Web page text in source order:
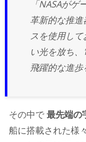
「NASAがゲ
革新的な推進
スを使用し
い光を放ち
飛躍的な進歩
その中で 最先端の
船に搭載された様